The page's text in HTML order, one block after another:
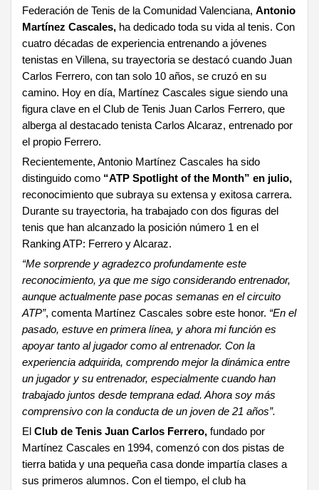
Federación de Tenis de la Comunidad Valenciana, Antonio
Martínez Cascales, ha dedicado toda su vida al tenis. Con
cuatro décadas de experiencia entrenando a jóvenes
tenistas en Villena, su trayectoria se destacó cuando Juan
Carlos Ferrero, con tan solo 10 años, se cruzó en su
camino. Hoy en día, Martínez Cascales sigue siendo una
figura clave en el Club de Tenis Juan Carlos Ferrero, que
alberga al destacado tenista Carlos Alcaraz, entrenado por
el propio Ferrero.
Recientemente, Antonio Martínez Cascales ha sido
distinguido como “ATP Spotlight of the Month” en julio,
reconocimiento que subraya su extensa y exitosa carrera.
Durante su trayectoria, ha trabajado con dos figuras del
tenis que han alcanzado la posición número 1 en el
Ranking ATP: Ferrero y Alcaraz.
“Me sorprende y agradezco profundamente este
reconocimiento, ya que me sigo considerando entrenador,
aunque actualmente pase pocas semanas en el circuito
ATP”, comenta Martínez Cascales sobre este honor. “En el
pasado, estuve en primera línea, y ahora mi función es
apoyar tanto al jugador como al entrenador. Con la
experiencia adquirida, comprendo mejor la dinámica entre
un jugador y su entrenador, especialmente cuando han
trabajado juntos desde temprana edad. Ahora soy más
comprensivo con la conducta de un joven de 21 años”.
El Club de Tenis Juan Carlos Ferrero, fundado por
Martínez Cascales en 1994, comenzó con dos pistas de
tierra batida y una pequeña casa donde impartía clases a
sus primeros alumnos. Con el tiempo, el club ha